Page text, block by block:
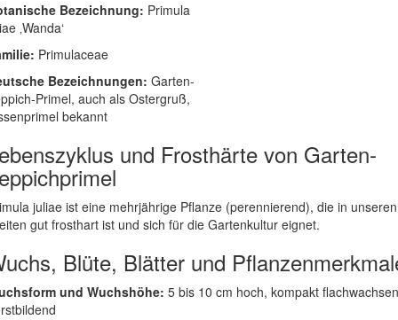
Bezeichnung: Primula
‚Wanda‘
Primulaceae
Bezeichnungen: Garten-
Primel, auch als Ostergruß,
bekannt
und Frosthärte von Garten-
juliae ist eine mehrjährige Pflanze (perennierend), die in unseren
gut frosthart ist und sich für die Gartenkultur eignet.
Blüte, Blätter und
und Wuchshöhe: 5 bis 10 cm hoch, kompakt